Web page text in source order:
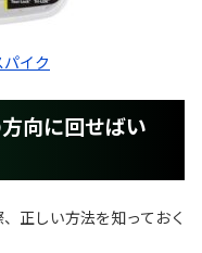
イク
向に回せばい
正しい方法を知っておく